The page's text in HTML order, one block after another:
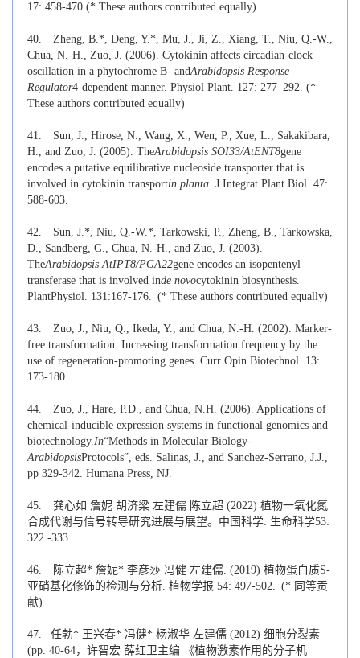
17: 458-470.(* These authors contributed equally)
40. Zheng, B.*, Deng, Y.*, Mu, J., Ji, Z., Xiang, T., Niu, Q.-W.,
Chua, N.-H., Zuo, J. (2006). Cytokinin affects circadian-clock
oscillation in a phytochrome B- andArabidopsis Response
Regulator4-dependent manner. Physiol Plant. 127: 277–292. (*
These authors contributed equally)
41. Sun, J., Hirose, N., Wang, X., Wen, P., Xue, L., Sakakibara,
H., and Zuo, J. (2005). TheArabidopsis SOI33/AtENT8gene
encodes a putative equilibrative nucleoside transporter that is
involved in cytokinin transportin planta. J Integrat Plant Biol. 47:
588-603.
42. Sun, J.*, Niu, Q.-W.*, Tarkowski, P., Zheng, B., Tarkowska,
D., Sandberg, G., Chua, N.-H., and Zuo, J. (2003).
TheArabidopsis AtIPT8/PGA22gene encodes an isopentenyl
transferase that is involved inde novocytokinin biosynthesis.
PlantPhysiol. 131:167-176. (* These authors contributed equally)
43. Zuo, J., Niu, Q., Ikeda, Y., and Chua, N.-H. (2002). Marker-
free transformation: Increasing transformation frequency by the
use of regeneration-promoting genes. Curr Opin Biotechnol. 13:
173-180.
44. Zuo, J., Hare, P.D., and Chua, N.H. (2006). Applications of
chemical-inducible expression systems in functional genomics and
biotechnology.In“Methods in Molecular Biology-
ArabidopsisProtocols”, eds. Salinas, J., and Sanchez-Serrano, J.J.,
pp 329-342. Humana Press, NJ.
45. 龚心如 詹妮 胡济梁 左建儒 陈立超 (2022) 植物一氧化氮
合成代谢与信号转导研究进展与展望。中国科学: 生命科学53:
322 -333.
46.
陈立超* 詹妮* 李彦莎 冯健 左建儒. (2019) 植物蛋白质S-
亚硝基化修饰的检测与分析. 植物学报 54: 497-502. (* 同等贡
献)
47. 任勃* 王兴春* 冯健* 杨淑华 左建儒 (2012) 细胞分裂素
(pp. 40-64，许智宏 薛红卫主编 《植物激素作用的分子机